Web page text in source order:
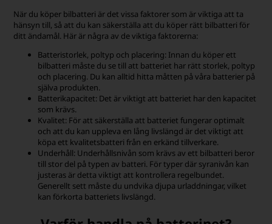
När du köper bilbatteri är det vissa faktorer som är viktiga att ta
hänsyn till, så att du kan säkerställa att du köper rätt bilbatteri för
ditt ändamål. Här är några av de viktiga faktorerna:
Batteristorlek, poltyp och placering: Innan du köper ett
bilbatteri måste du se till att batteriet har rätt storlek, poltyp
och placering. Du kan alltid hitta måtten på våra batterier på
själva produkten.
Batterikapacitet: Det är viktigt att batteriet har den kapacitet
som krävs.
Kvalitet: För att säkerställa att batteriet fungerar optimalt
och att du kan uppleva en lång livslängd är det viktigt att
köpa ett kvalitetsbatteri från en erkänd tillverkare.
Underhåll: Underhållsnivån som krävs av ett bilbatteri beror
till stor del på typen av batteri. För typer där syranivån kan
justeras är detta viktigt att kontrollera regelbundet.
Generellt sett måste du undvika djupa urladdningar, vilket
kan förkorta batteriets livslängd.